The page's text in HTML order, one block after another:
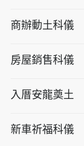
商辦動土科儀
房屋銷售科儀
入厝安龍奠土
新車祈福科儀